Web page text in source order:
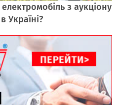
з аукціону
Україні?